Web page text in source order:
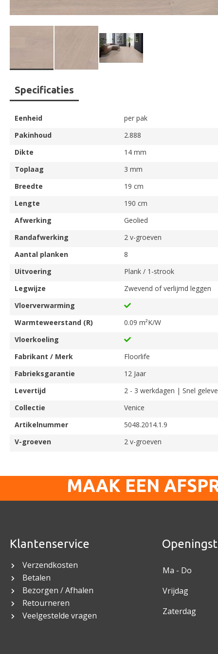
Ga
naar
het
begin
van
de
gallerij
Specificaties
Eenheid
per pak
Pakinhoud
2.888
Dikte
14 mm
Toplaag
3 mm
Breedte
19 cm
Lengte
190 cm
Afwerking
Geolied
Randafwerking
2 v-groeven
Aantal planken
8
Uitvoering
Plank / 1-strook
Legwijze
Zwevend of verlijmd leggen
Vloerverwarming
Warmteweerstand (R)
0.09 m²K/W
Vloerkoeling
Fabrikant / Merk
Floorlife
Fabrieksgarantie
12 Jaar
Levertijd
2 - 3 werkdagen | Snel
Collectie
Venice
Artikelnummer
5048.2014.1.9
V-groeven
2 v-groeven
MAAK EEN
Klantenservice
Verzendkosten
Betalen
Bezorgen / Afhalen
Retourneren
Veelgestelde vragen
Ma - Do
Vrijdag
Zaterdag